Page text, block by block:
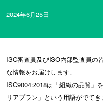
2024年6月25日
ISO審査員及びISO内部監査員の
な情報をお届けします。
ISO9004:2018は「組織の品質」
リアプラン」という用語がでてき